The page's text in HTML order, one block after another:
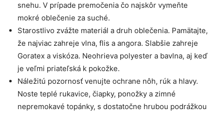
snehu. V prípade premočenia čo najskôr vymeňte
mokré oblečenie za suché.
Starostlivo zvážte materiál a druh oblečenia. Pamätajte,
že najviac zahreje vlna, flis a angora. Slabšie zahreje
Goratex a viskóza. Neohrieva polyester a bavlna, aj keď
je veľmi priateľská k pokožke.
Náležitú pozornosť venujte ochrane nôh, rúk a hlavy.
Noste teplé rukavice, čiapky, ponožky a zimné
nepremokavé topánky, s dostatočne hrubou podrážkou